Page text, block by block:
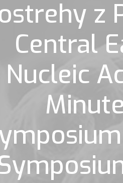
z
Central
Nucleic